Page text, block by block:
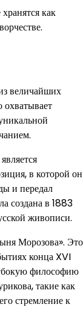
как
величайших
охватывает
в которой он
и передал
создана в 1883
живописи.
Морозова». Это
конца XVI
философию
такие как
стремление к